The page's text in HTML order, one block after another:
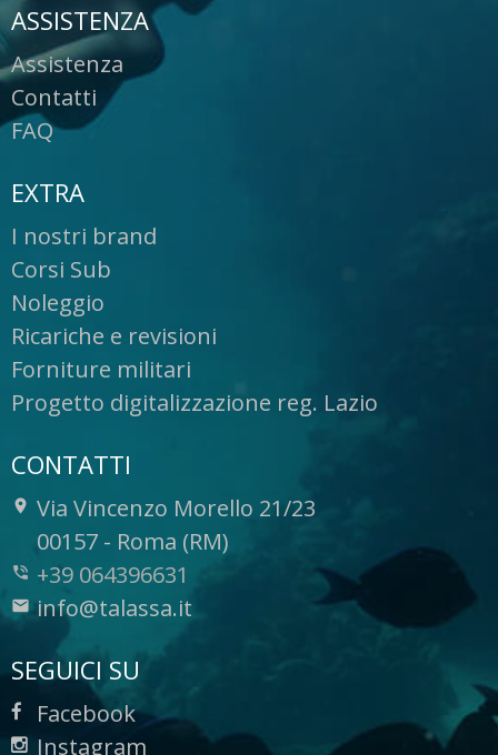
ASSISTENZA
Assistenza
Contatti
FAQ
EXTRA
I nostri brand
Corsi Sub
Noleggio
Ricariche e revisioni
Forniture militari
Progetto digitalizzazione reg. Lazio
CONTATTI
Via Vincenzo Morello 21/23
-
00157 - Roma (RM)
+39 064396631
info@talassa.it
SEGUICI SU
Facebook
Instagram